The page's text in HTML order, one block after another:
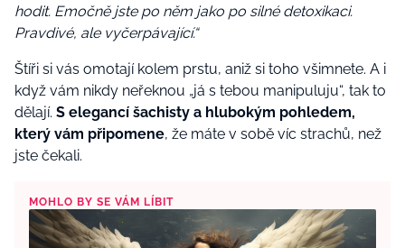
hodit. Emočně jste po něm jako po silné detoxikaci.
Pravdivé, ale vyčerpávající.“
Štíři si vás omotají kolem prstu, aniž si toho všimnete. A i
když vám nikdy neřeknou „já s tebou manipuluju“, tak to
dělají. S elegancí šachisty a hlubokým pohledem,
který vám připomene, že máte v sobě víc strachů, než
jste čekali.
MOHLO BY SE VÁM LÍBIT